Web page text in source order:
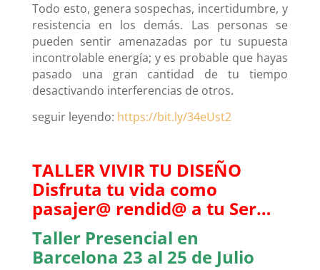
Todo esto, genera sospechas, incertidumbre, y
resistencia en los demás. Las personas se
pueden sentir amenazadas por tu supuesta
incontrolable energía; y es probable que hayas
pasado una gran cantidad de tu tiempo
desactivando interferencias de otros.
seguir leyendo: https://bit.ly/34eUst2
TALLER VIVIR TU DISEÑO
Disfruta tu vida como
pasajer@ rendid@ a tu Ser…
Taller Presencial en
Barcelona 23 al 25 de Julio